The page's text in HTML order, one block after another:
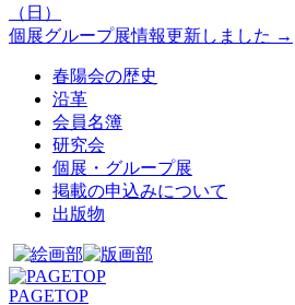
（日）
個展グループ展情報更新しました →
春陽会の歴史
沿革
会員名簿
研究会
個展・グループ展
掲載の申込みについて
出版物
PAGETOP